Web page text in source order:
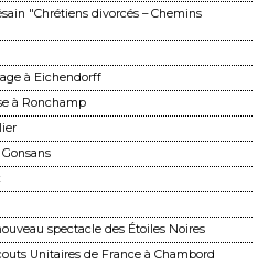
"Chrétiens divorcés – Chemins
à Eichendorff
à Ronchamp
spectacle des Étoiles Noires
Unitaires de France à Chambord